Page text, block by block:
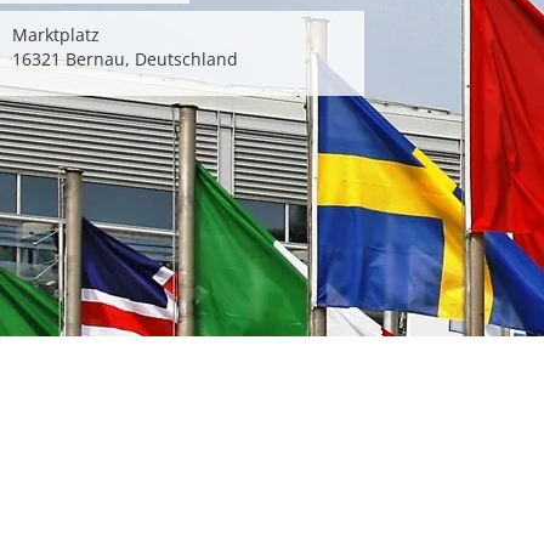
Marktplatz
16321 Bernau, Deutschland